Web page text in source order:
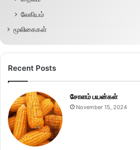
லேகியம்
மூலிகைகள்
Recent Posts
சோளம் பயன்கள்
November 15, 2024